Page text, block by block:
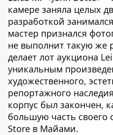
камере заняла целых
разработкой
мастер признался
не выполнит такую же
делает лот аукциона
уникальным
художественного,
репортажного
корпус был закончен,
большую часть своего
Store в Майами.